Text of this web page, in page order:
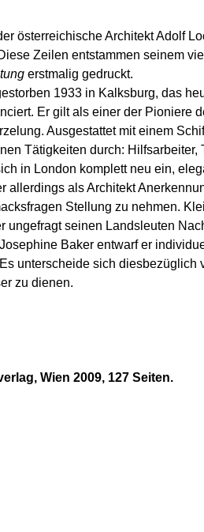
österreichische Architekt Adolf
Zeilen entstammen seinem
erstmalig gedruckt.
1933 in Kalksburg, das
Er gilt als einer der Pioniere
Ausgestattet mit einem
Tätigkeiten durch:
in London komplett neu ein,
allerdings als Architekt
Stellung zu nehmen.
seinen Landsleuten
Baker entwarf er
unterscheide sich
zu dienen.
Wien 2009, 127 Seiten.